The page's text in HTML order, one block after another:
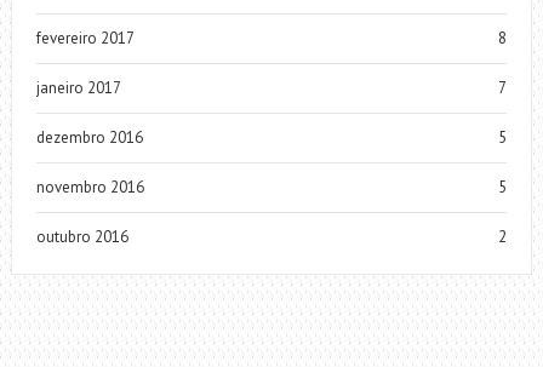
fevereiro 2017 8
janeiro 2017 7
dezembro 2016 5
novembro 2016 5
outubro 2016 2